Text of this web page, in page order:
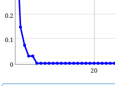
0
0.1
0.2
20